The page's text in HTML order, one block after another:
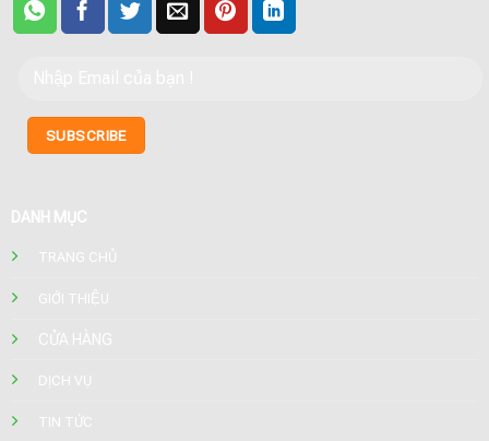
DANH MỤC
TRANG CHỦ
GIỚI THIỆU
CỬA HÀNG
DỊCH VỤ
TIN TỨC